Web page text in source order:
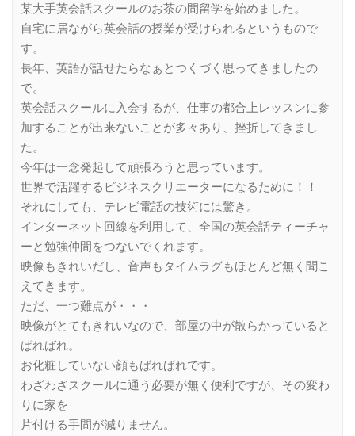
某大手英会話スクールのお茶の間留学を始めました。
自宅に居ながら英会話の授業が受けられるというもので
す。
長年、英語が話せたらなぁとつくづく思ってきましたの
で。
英会話スクールに入会するが、仕事の都合上レッスンに参
加することが出来ないことが多々あり、挫折してきまし
た。
今年は一念発起して頑張ろうと思っています。
世界で活躍するビジネスクリエーターになるために！！
それにしても、テレビ電話の技術には驚き。
インターネット回線を利用して、全国の英会話ティーチャ
ーと勉強仲間をつないでくれます。
映像もきれいだし、音声もタイムラグもほとんど無く聞こ
えてきます。
ただ、一つ難点が・・・
映像がとてもきれいなので、部屋の中が散らかっていると
ばればれ。
お化粧していない顔もばればれです。
わざわざスクールに通う必要が無く便利ですが、その変わ
りに家を
片付ける手間が減りません。